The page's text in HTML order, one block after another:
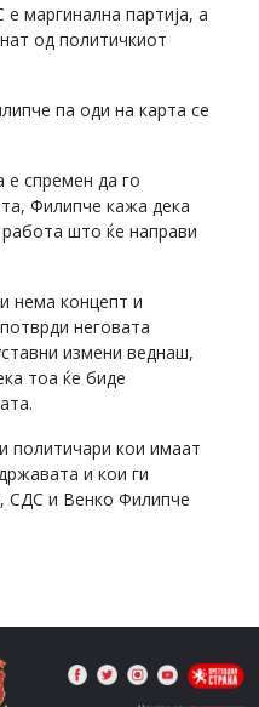
маргинална партија, а
од политичкиот
па оди на карта се
е спремен да го
Филипче кажа дека
што ќе направи
нема концепт и
неговата
измени веднаш,
тоа ќе биде
политичари кои имаат
и кои ги
СДС и Венко Филипче